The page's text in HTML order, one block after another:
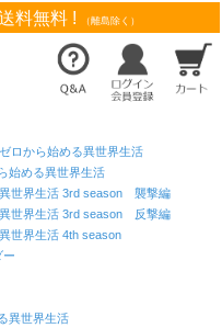
料無料 ! （離島除く）
ロから始める異世界生活
始める異世界生活
世界生活 3rd season 襲撃編
世界生活 3rd season 反撃編
世界生活 4th season
ー
異世界生活